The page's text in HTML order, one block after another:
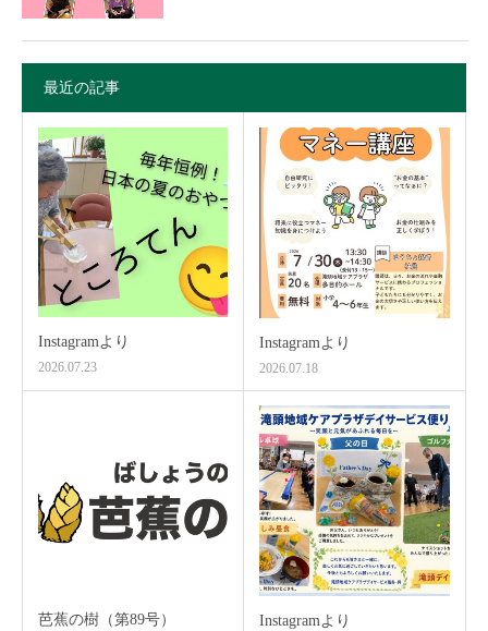
最近の記事
Instagramより
2026.07.23
Instagramより
2026.07.18
芭蕉の樹（第89号） Instagramより